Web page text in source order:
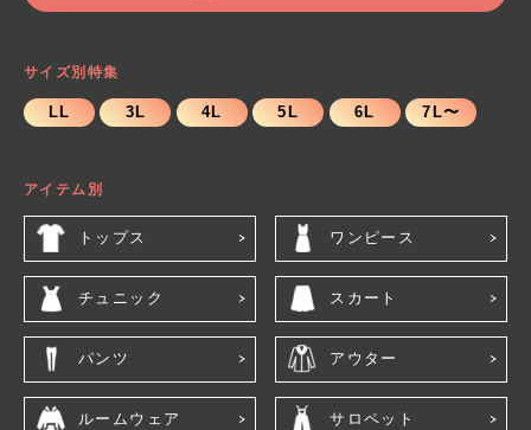
サイズ別特集
LL 3L 4L 5L 6L 7L〜
アイテム別
トップス ワンピース
チュニック スカート
パンツ アウター
ルームウェア サロペット